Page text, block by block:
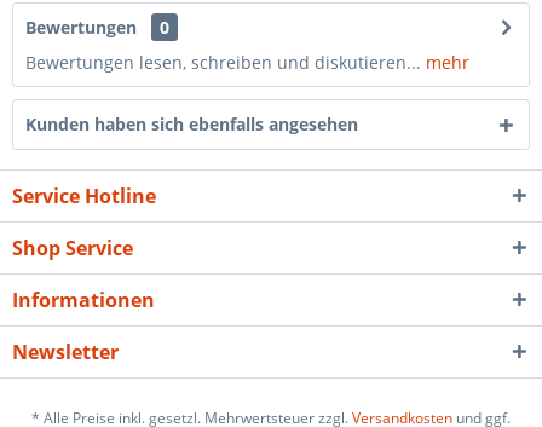
Bewertungen
0
Bewertungen lesen, schreiben und diskutieren... mehr
Kunden haben sich ebenfalls angesehen
Service Hotline
Shop Service
Informationen
Newsletter
* Alle Preise inkl. gesetzl. Mehrwertsteuer zzgl.Versandkosten und ggf.